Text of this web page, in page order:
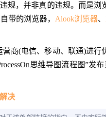
规，并非真的违规。而是浏
带的浏览器， Alook浏览器、
商(电信、移动、联通)进行
思维导图流程图”发布
决